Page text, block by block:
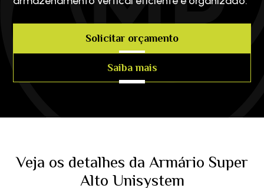
Solicitar orçamento
Saiba mais
Veja os detalhes da Armário Super
Alto Unisystem